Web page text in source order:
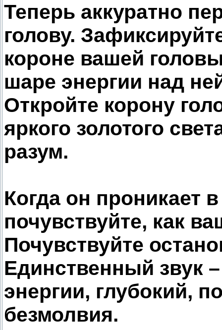
Теперь аккуратно
голову.
короне вашей
шаре энергии над
Откройте корону
яркого золотого
разум.
Когда он проникает
почувствуйте, как
Почувствуйте
Единственный звук
энергии, глубокий,
безмолвия.